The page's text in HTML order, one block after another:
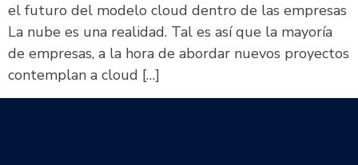
el futuro del modelo cloud dentro de las empresas
La nube es una realidad. Tal es así que la mayoría
de empresas, a la hora de abordar nuevos proyectos
contemplan a cloud […]